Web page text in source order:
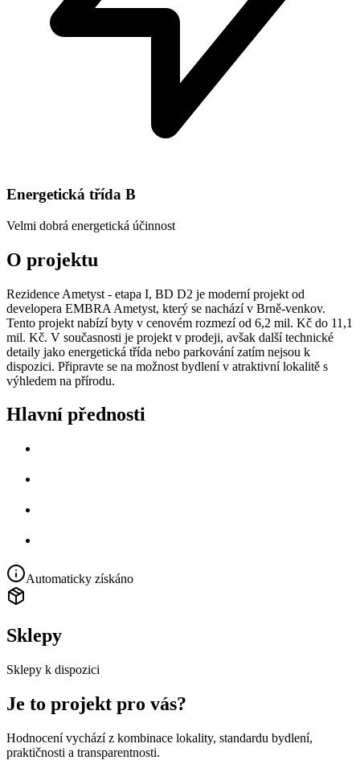
Energetická třída B
Velmi dobrá energetická účinnost
O projektu
Rezidence Ametyst - etapa I, BD D2 je moderní projekt od
developera EMBRA Ametyst, který se nachází v Brně-venkov.
Tento projekt nabízí byty v cenovém rozmezí od 6,2 mil. Kč do 11,1
mil. Kč. V současnosti je projekt v prodeji, avšak další technické
detaily jako energetická třída nebo parkování zatím nejsou k
dispozici. Připravte se na možnost bydlení v atraktivní lokalitě s
výhledem na přírodu.
Hlavní přednosti
Automaticky získáno
Sklepy
Sklepy k dispozici
Je to projekt pro vás?
Hodnocení vychází z kombinace lokality, standardu bydlení,
praktičnosti a transparentnosti.